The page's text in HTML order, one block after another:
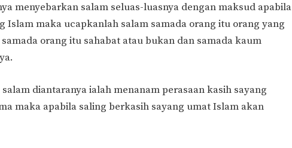
menyebarkan salam seluas-luasnya dengan maksud apabila
Islam maka ucapkanlah salam samada orang itu orang yang
orang itu sahabat atau bukan dan samada kaum
diantaranya ialah menanam perasaan kasih sayang
maka apabila saling berkasih sayang umat Islam akan